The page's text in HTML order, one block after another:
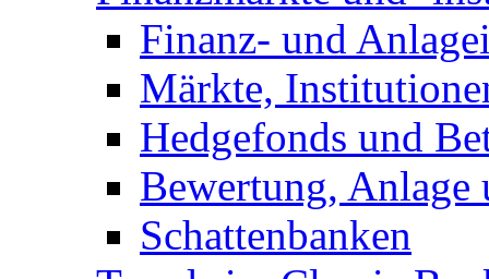
Finanz- und
Märkte,
Hedgefonds und
Bewertung, Anlage
Schattenbanken